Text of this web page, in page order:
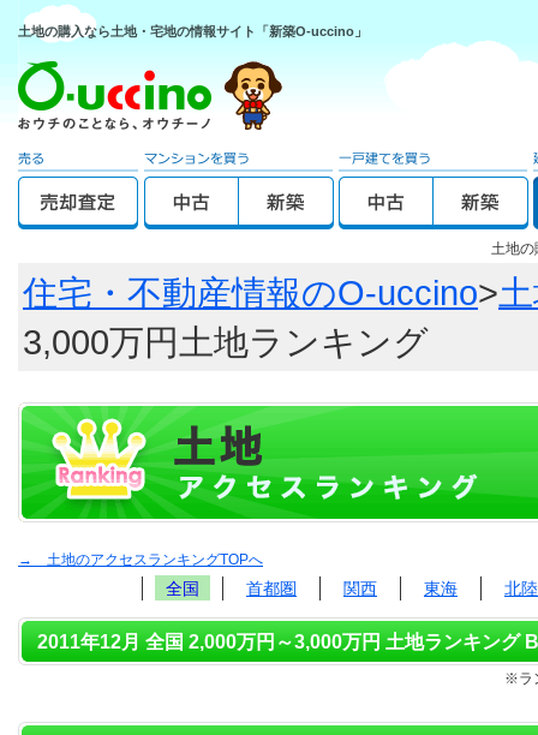
土地の購入なら土地・宅地の情報サイト「新築O-uccino」
土地
住宅・不動産情報のO-uccino>
3,000万円土地ランキング
→ 土地のアクセスランキングTOPへ
全国 首都圏 関西 東海 北
2011年12月 全国 2,000万円～3,000万円 土地ランキング
※ラ